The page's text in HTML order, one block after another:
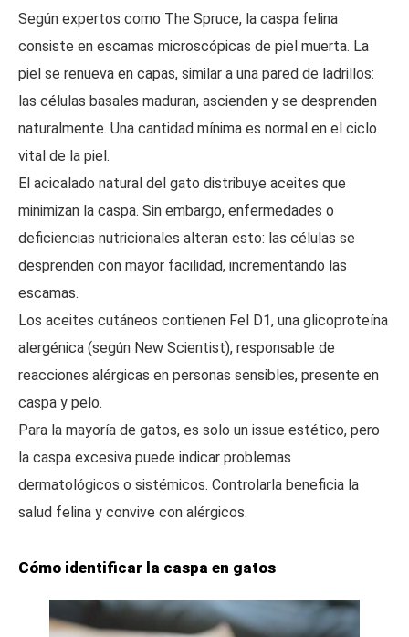
Según expertos como The Spruce, la caspa felina
consiste en escamas microscópicas de piel muerta. La
piel se renueva en capas, similar a una pared de ladrillos:
las células basales maduran, ascienden y se desprenden
naturalmente. Una cantidad mínima es normal en el ciclo
vital de la piel.
El acicalado natural del gato distribuye aceites que
minimizan la caspa. Sin embargo, enfermedades o
deficiencias nutricionales alteran esto: las células se
desprenden con mayor facilidad, incrementando las
escamas.
Los aceites cutáneos contienen Fel D1, una glicoproteína
alergénica (según New Scientist), responsable de
reacciones alérgicas en personas sensibles, presente en
caspa y pelo.
Para la mayoría de gatos, es solo un issue estético, pero
la caspa excesiva puede indicar problemas
dermatológicos o sistémicos. Controlarla beneficia la
salud felina y convive con alérgicos.
Cómo identificar la caspa en gatos